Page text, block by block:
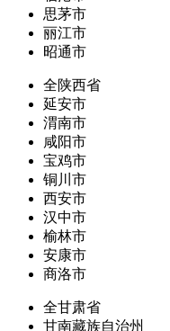
思茅市
丽江市
昭通市
全陕西省
延安市
渭南市
咸阳市
宝鸡市
铜川市
西安市
汉中市
榆林市
安康市
商洛市
全甘肃省
甘南藏族自治州